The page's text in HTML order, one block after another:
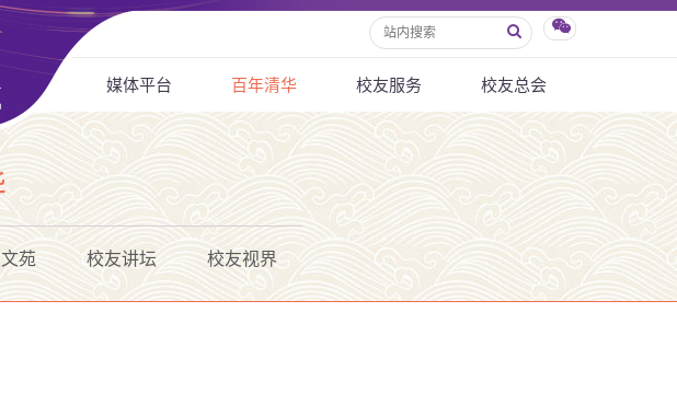
媒体平台 百年清华 校友服务 校友总会
苑 校友讲坛 校友视界